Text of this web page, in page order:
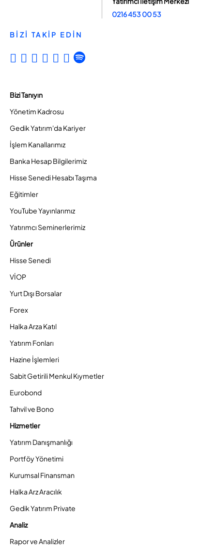
0216 453 00 53
BİZİ TAKİP EDİN
Bizi Tanıyın
Yönetim Kadrosu
Gedik Yatırım'da Kariyer
İşlem Kanallarımız
Banka Hesap Bilgilerimiz
Hisse Senedi Hesabı Taşıma
Eğitimler
YouTube Yayınlarımız
Yatırımcı Seminerlerimiz
Ürünler
Hisse Senedi
VİOP
Yurt Dışı Borsalar
Forex
Halka Arza Katıl
Yatırım Fonları
Hazine İşlemleri
Sabit Getirili Menkul Kıymetler
Eurobond
Tahvil ve Bono
Hizmetler
Yatırım Danışmanlığı
Portföy Yönetimi
Kurumsal Finansman
Halka Arz Aracılık
Gedik Yatırım Private
Analiz
Rapor ve Analizler